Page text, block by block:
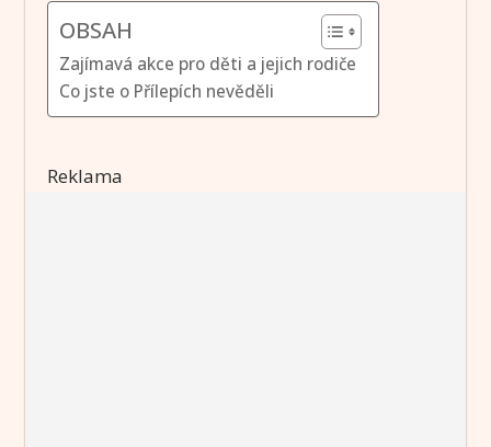
OBSAH
Zajímavá akce pro děti a jejich rodiče
Co jste o Přílepích nevěděli
Reklama